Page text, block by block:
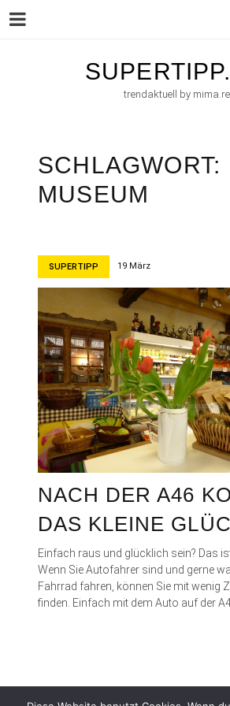
trendaktuell by mima.re
SCHLAGWORT:
MUSEUM
SUPERTIPP 19 März
NACH DER A46
DAS KLEINE
Einfach raus und glücklich sein? Das
Wenn Sie Autofahrer sind und gerne
Fahrrad fahren, können Sie mit wenig
finden. Einfach mit dem Auto auf der
Menu